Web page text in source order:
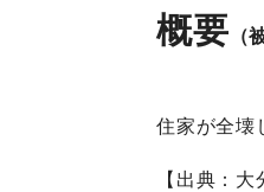
概要 （
住家が全壊
【出典：